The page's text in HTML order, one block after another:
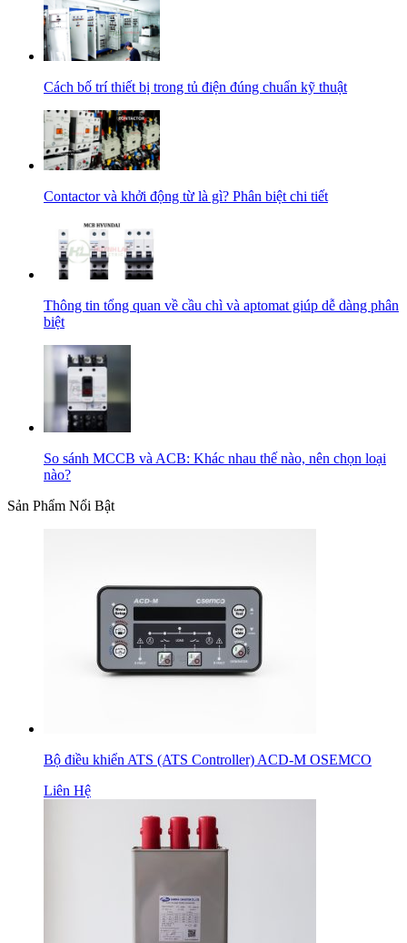
Cách bố trí thiết bị trong tủ điện đúng chuẩn kỹ thuật
Contactor và khởi động từ là gì? Phân biệt chi tiết
Thông tin tổng quan về cầu chì và aptomat giúp dễ dàng phân
biệt
So sánh MCCB và ACB: Khác nhau thế nào, nên chọn loại
nào?
Sản Phẩm Nổi Bật
Bộ điều khiển ATS (ATS Controller) ACD-M OSEMCO
Liên Hệ